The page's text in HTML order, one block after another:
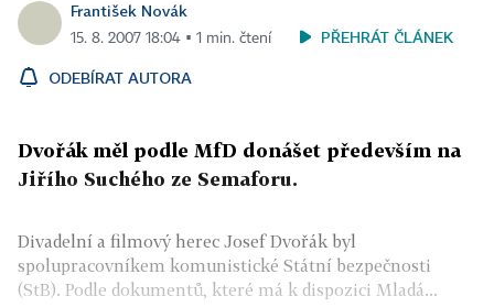
František Novák
15. 8. 2007 18:04 ▪ 1 min. čtení PŘEHRÁT ČLÁNEK
ODEBÍRAT AUTORA
Dvořák měl podle MfD donášet především na
Jiřího Suchého ze Semaforu.
Divadelní a filmový herec Josef Dvořák byl
spolupracovníkem komunistické Státní bezpečnosti
(StB). Podle dokumentů, které má k dispozici Mladá...